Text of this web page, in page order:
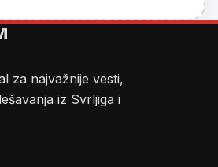
za najvažnije vesti,
iz Svrljiga i